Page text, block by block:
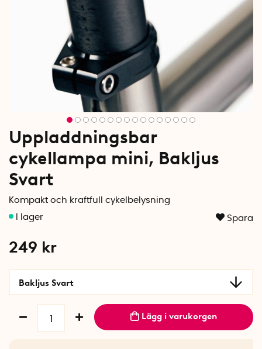
Uppladdningsbar
cykellampa mini, Bakljus
Svart
Kompakt och kraftfull cykelbelysning
Spara
249 kr
Bakljus Svart
Lägg i varukorgen